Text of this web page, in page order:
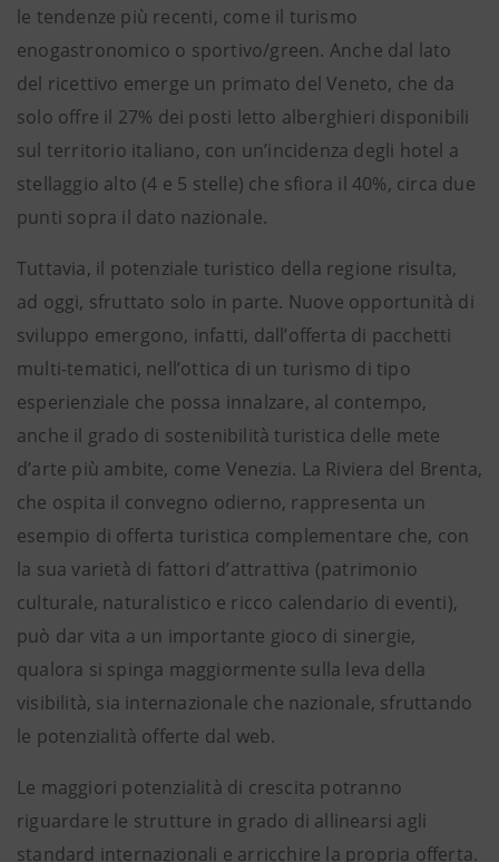
le tendenze più recenti, come il turismo
enogastronomico o sportivo/green. Anche dal lato
del ricettivo emerge un primato del Veneto, che da
solo offre il 27% dei posti letto alberghieri disponibili
sul territorio italiano, con un’incidenza degli hotel a
stellaggio alto (4 e 5 stelle) che sfiora il 40%, circa due
punti sopra il dato nazionale.
Tuttavia, il potenziale turistico della regione risulta,
ad oggi, sfruttato solo in parte. Nuove opportunità di
sviluppo emergono, infatti, dall’offerta di pacchetti
multi-tematici, nell’ottica di un turismo di tipo
esperienziale che possa innalzare, al contempo,
anche il grado di sostenibilità turistica delle mete
d’arte più ambite, come Venezia. La Riviera del Brenta,
che ospita il convegno odierno, rappresenta un
esempio di offerta turistica complementare che, con
la sua varietà di fattori d’attrattiva (patrimonio
culturale, naturalistico e ricco calendario di eventi),
può dar vita a un importante gioco di sinergie,
qualora si spinga maggiormente sulla leva della
visibilità, sia internazionale che nazionale, sfruttando
le potenzialità offerte dal web.
Le maggiori potenzialità di crescita potranno
riguardare le strutture in grado di allinearsi agli
standard internazionali e arricchire la propria offerta.